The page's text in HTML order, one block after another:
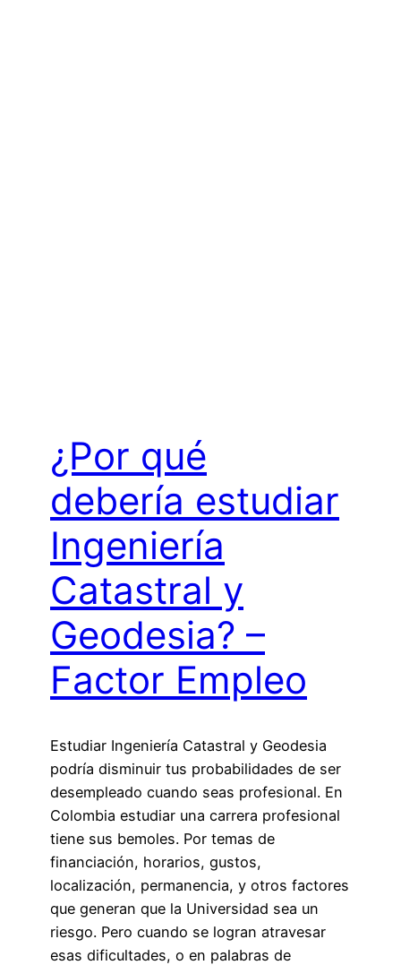
¿Por qué
debería estudiar
Ingeniería
Catastral y
Geodesia? –
Factor Empleo
Estudiar Ingeniería Catastral y Geodesia
podría disminuir tus probabilidades de ser
desempleado cuando seas profesional. En
Colombia estudiar una carrera profesional
tiene sus bemoles. Por temas de
financiación, horarios, gustos,
localización, permanencia, y otros factores
que generan que la Universidad sea un
riesgo. Pero cuando se logran atravesar
esas dificultades, o en palabras de